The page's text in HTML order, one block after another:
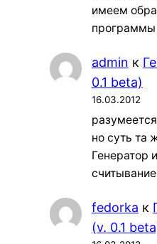
имеем
admin к
0.1 beta)
16.03.2012
но суть та
Генератор
fedorka к
(v. 0.1